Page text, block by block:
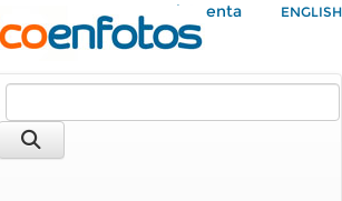
Mi Cuenta ENGLISH